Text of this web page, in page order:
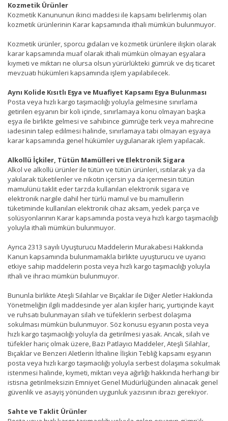
Kozmetik Ürünler
Kozmetik Kanununun ikinci maddesi ile kapsamı belirlenmiş olan
kozmetik ürünlerinin Karar kapsamında ithali mümkün bulunmuyor.
Kozmetik ürünler, sporcu gıdaları ve kozmetik ürünlere ilişkin olarak
karar kapsamında muaf olarak ithali mümkün olmayan eşyalara
kıymeti ve miktarı ne olursa olsun yürürlükteki gümrük ve dış ticaret
mevzuatı hükümleri kapsamında işlem yapılabilecek.
Aynı Kolide Kısıtlı Eşya ve Muafiyet Kapsamı Eşya Bulunması
Posta veya hızlı kargo taşımacılığı yoluyla gelmesine sınırlama
getirilen eşyanın bir koli içinde, sınırlamaya konu olmayan başka
eşya ile birlikte gelmesi ve sahibince gümrüğe terk veya mahrecine
iadesinin talep edilmesi halinde, sınırlamaya tabi olmayan eşyaya
karar kapsamında genel hükümler uygulanarak işlem yapılacak.
Alkollü İçkiler, Tütün Mamülleri ve Elektronik Sigara
Alkol ve alkollü ürünler ile tütün ve tütün ürünleri, ısıtılarak ya da
yakılarak tüketilenler ve nikotin içersin ya da içermesin tütün
mamulünü taklit eder tarzda kullanılan elektronik sigara ve
elektronik nargile dahil her türlü mamul ve bu mamullerin
tüketiminde kullanılan elektronik cihaz aksam, yedek parça ve
solüsyonlarının Karar kapsamında posta veya hızlı kargo taşımacılığı
yoluyla ithali mümkün bulunmuyor.
Ayrıca 2313 sayılı Uyuşturucu Maddelerin Murakabesi Hakkında
Kanun kapsamında bulunmamakla birlikte uyuşturucu ve uyarıcı
etkiye sahip maddelerin posta veya hızlı kargo taşımacılığı yoluyla
ithali ve ihracı mümkün bulunmuyor.
Bununla birlikte Ateşli Silahlar ve Bıçaklar ile Diğer Aletler Hakkında
Yönetmeliğin ilgili maddesinde yer alan kişiler hariç, yurtiçinde kayıt
ve ruhsatı bulunmayan silah ve tüfeklerin serbest dolaşıma
sokulması mümkün bulunmuyor. Söz konusu eşyanın posta veya
hızlı kargo taşımacılığı yoluyla da getirilmesi yasak. Ancak, silah ve
tüfekler hariç olmak üzere, Bazı Patlayıcı Maddeler, Ateşli Silahlar,
Bıçaklar ve Benzeri Aletlerin İthaline İlişkin Tebliğ kapsamı eşyanın
posta veya hızlı kargo taşımacılığı yoluyla serbest dolaşıma sokulmak
istenmesi halinde, kıymeti, miktarı veya ağırlığı hakkında herhangi bir
istisna getirilmeksizin Emniyet Genel Müdürlüğünden alınacak genel
güvenlik ve asayiş yönünden uygunluk yazısının ibrazı gerekiyor.
Sahte ve Taklit Ürünler